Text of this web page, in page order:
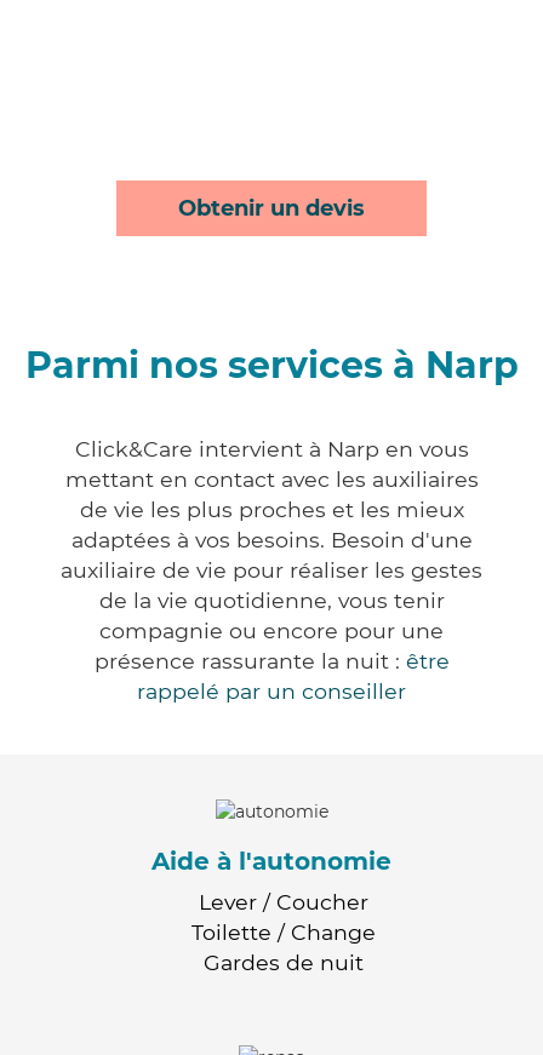
Obtenir un devis
Parmi nos services à Narp
Click&Care intervient à Narp en vous
mettant en contact avec les auxiliaires
de vie les plus proches et les mieux
adaptées à vos besoins. Besoin d'une
auxiliaire de vie pour réaliser les gestes
de la vie quotidienne, vous tenir
compagnie ou encore pour une
présence rassurante la nuit : être
rappelé par un conseiller
Aide à l'autonomie
Lever / Coucher
Toilette / Change
Gardes de nuit